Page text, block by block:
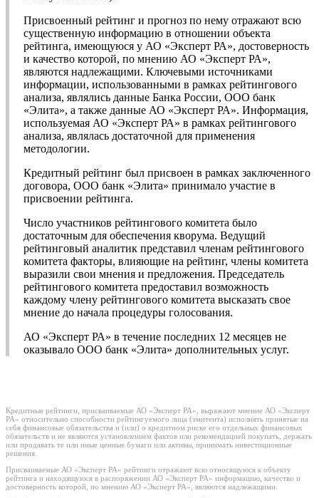
Присвоенный рейтинг и прогноз по нему отражают всю
существенную информацию в отношении объекта
рейтинга, имеющуюся у АО «Эксперт РА», достоверность
и качество которой, по мнению АО «Эксперт РА»,
являются надлежащими. Ключевыми источниками
информации, использованными в рамках рейтингового
анализа, являлись данные Банка России, ООО банк
«Элита», а также данные АО «Эксперт РА». Информация,
используемая АО «Эксперт РА» в рамках рейтингового
анализа, являлась достаточной для применения
методологии.
Кредитный рейтинг был присвоен в рамках заключенного
договора, ООО банк «Элита» принимало участие в
присвоении рейтинга.
Число участников рейтингового комитета было
достаточным для обеспечения кворума. Ведущий
рейтинговый аналитик представил членам рейтингового
комитета факторы, влияющие на рейтинг, члены комитета
выразили свои мнения и предложения. Председатель
рейтингового комитета предоставил возможность
каждому члену рейтингового комитета высказать свое
мнение до начала процедуры голосования.
АО «Эксперт РА» в течение последних 12 месяцев не
оказывало ООО банк «Элита» дополнительных услуг.
Кредитные рейтинги, присваиваемые АО «Эксперт РА», выражают мнение АО «Эксперт
РА» относительно способности рейтингуемого лица (эмитента) исполнять принятые на
себя финансовые обязательства и (или) о кредитном риске его отдельных финансовых
обязательств и не являются установлением фактов или рекомендацией покупать, держать
или продавать те или иные ценные бумаги или активы, принимать инвестиционные
решения.
Присваиваемые АО «Эксперт РА» рейтинги отражают всю относящуюся к объекту
рейтинга и находящуюся в распоряжении АО «Эксперт РА» информацию, качество и
достоверность которой, по мнению АО «Эксперт РА», являются надлежащими.